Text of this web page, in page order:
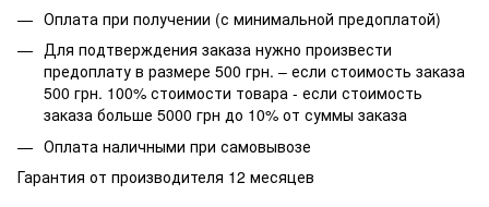
Оплата при получении (с минимальной предоплатой)
Для подтверждения заказа нужно произвести
предоплату в размере 500 грн. – если стоимость заказа
500 грн. 100% стоимости товара - если стоимость
заказа больше 5000 грн до 10% от суммы заказа
Оплата наличными при самовывозе
Гарантия от производителя 12 месяцев